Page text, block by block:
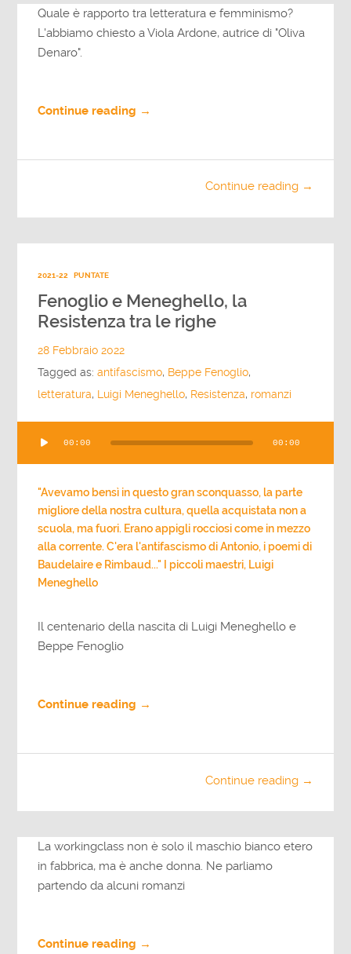
Quale è rapporto tra letteratura e femminismo?
L'abbiamo chiesto a Viola Ardone, autrice di "Oliva
Denaro".
Continue reading →
Continue reading →
2021-22 PUNTATE
Fenoglio e Meneghello, la
Resistenza tra le righe
28 Febbraio 2022
Tagged as:antifascismo, Beppe Fenoglio,
letteratura, Luigi Meneghello, Resistenza, romanzi
Player
00:00 00:00
"Avevamo bensì in questo gran sconquasso, la parte
migliore della nostra cultura, quella acquistata non a
scuola, ma fuori. Erano appigli rocciosi come in mezzo
alla corrente. C'era l'antifascismo di Antonio, i poemi di
Baudelaire e Rimbaud..." I piccoli maestri, Luigi
Meneghello
Il centenario della nascita di Luigi Meneghello e
Beppe Fenoglio
Continue reading →
Continue reading →
La workingclass non è solo il maschio bianco etero
in fabbrica, ma è anche donna. Ne parliamo
partendo da alcuni romanzi
Continue reading →